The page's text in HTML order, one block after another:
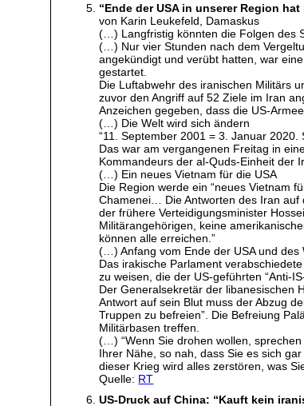
“Ende der USA in unserer Region
von Karin Leukefeld, Damaskus
(…) Langfristig könnten die Folgen des
(…) Nur vier Stunden nach dem
angekündigt und verübt hatten, war
gestartet.
Die Luftabwehr des iranischen Militärs
zuvor den Angriff auf 52 Ziele im Iran
Anzeichen gegeben, dass die US-
(…) Die Welt wird sich ändern
“11. September 2001 = 3. Januar
Das war am vergangenen Freitag in
Kommandeurs der al-Quds-Einheit der
(…) Ein neues Vietnam für die USA
Die Region werde ein “neues Vietnam
Chamenei… Die Antworten des Iran auf
der frühere Verteidigungsminister
Militärangehörigen, keine
können alle erreichen.”
(…) Anfang vom Ende der USA und des
Das irakische Parlament
zu weisen, die der US-geführten “Anti-
Der Generalsekretär der libanesischen
Antwort auf sein Blut muss der Abzug
Truppen zu befreien”. Die Befreiung
Militärbasen treffen.
(…) “Wenn Sie drohen wollen,
Ihrer Nähe, so nah, dass Sie es sich
dieser Krieg wird alles zerstören, was
Quelle: RT
US-Druck auf China: “Kauft kein